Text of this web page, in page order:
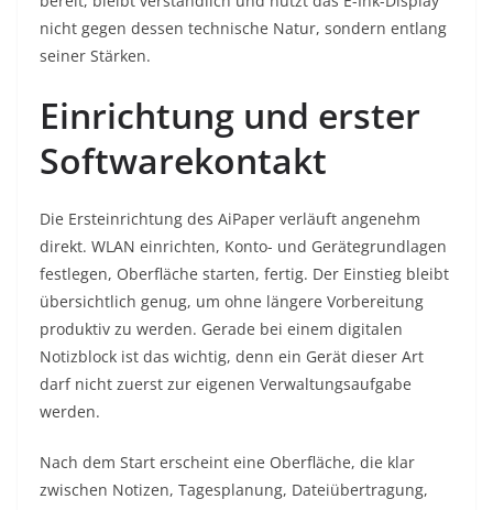
nicht gegen dessen technische Natur, sondern entlang
seiner Stärken.
Einrichtung und erster
Softwarekontakt
Die Ersteinrichtung des AiPaper verläuft angenehm
direkt. WLAN einrichten, Konto- und Gerätegrundlagen
festlegen, Oberfläche starten, fertig. Der Einstieg bleibt
übersichtlich genug, um ohne längere Vorbereitung
produktiv zu werden. Gerade bei einem digitalen
Notizblock ist das wichtig, denn ein Gerät dieser Art
darf nicht zuerst zur eigenen Verwaltungsaufgabe
werden.
Nach dem Start erscheint eine Oberfläche, die klar
zwischen Notizen, Tagesplanung, Dateiübertragung,